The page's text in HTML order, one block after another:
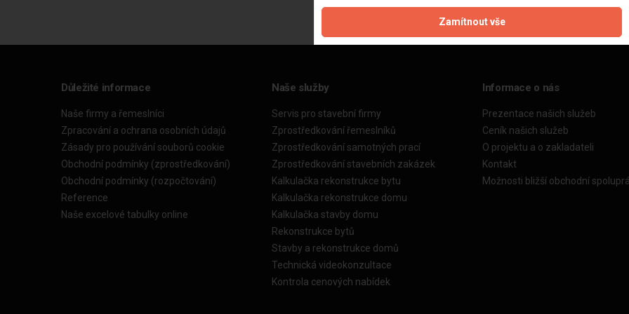
Důležité informace
Naše firmy a řemeslníci
Zpracování a ochrana osobních údajů
Zásady pro používání souborů cookie
Obchodní podmínky (zprostředkování)
Obchodní podmínky (rozpočtování)
Reference
Naše excelové tabulky online
Naše služby
Servis pro stavební firmy
Zprostředkování řemeslníků
Zprostředkování samotných prací
Zprostředkování stavebních zakázek
Kalkulačka rekonstrukce bytu
Kalkulačka rekonstrukce domu
Kalkulačka stavby domu
Rekonstrukce bytů
Stavby a rekonstrukce domů
Technická videokonzultace
Kontrola cenových nabídek
Informace o nás
Prezentace našich služeb
Ceník našich služeb
O projektu a o zakladateli
Kontakt
Možnosti bližší obchodní
Zamítnout vše